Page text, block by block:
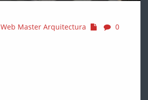
Web Master Arquitectura 0